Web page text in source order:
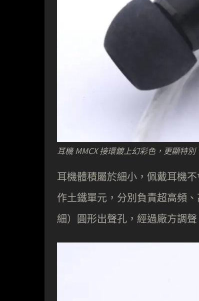
耳機 MMCX 接環鍍上幻彩色，更顯特別
耳機體積屬於細小，佩戴耳機
作土鐵單元，分別負責超高頻
細）圓形出聲孔，經過廠方調